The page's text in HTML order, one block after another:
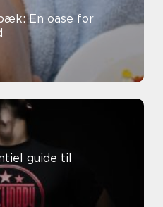
En oase for
guide til